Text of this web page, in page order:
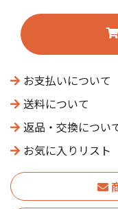
お支払いについて
送料について
返品・交換につい
お気に入りリスト